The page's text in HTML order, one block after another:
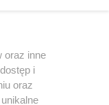
oraz inne
i
oraz